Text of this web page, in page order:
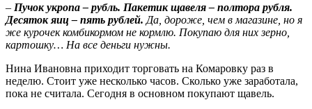
– Пучок укропа – рубль. Пакетик щавеля – полтора рубля.
Десяток яиц – пять рублей. Да, дороже, чем в магазине, но я
же курочек комбикормом не кормлю. Покупаю для них зерно,
картошку… На все деньги нужны.
Нина Ивановна приходит торговать на Комаровку раз в
неделю. Стоит уже несколько часов. Сколько уже заработала,
пока не считала. Сегодня в основном покупают щавель.